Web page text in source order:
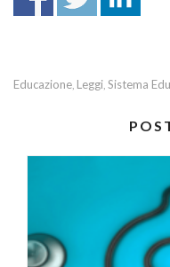
Educazione Leggi Sistema